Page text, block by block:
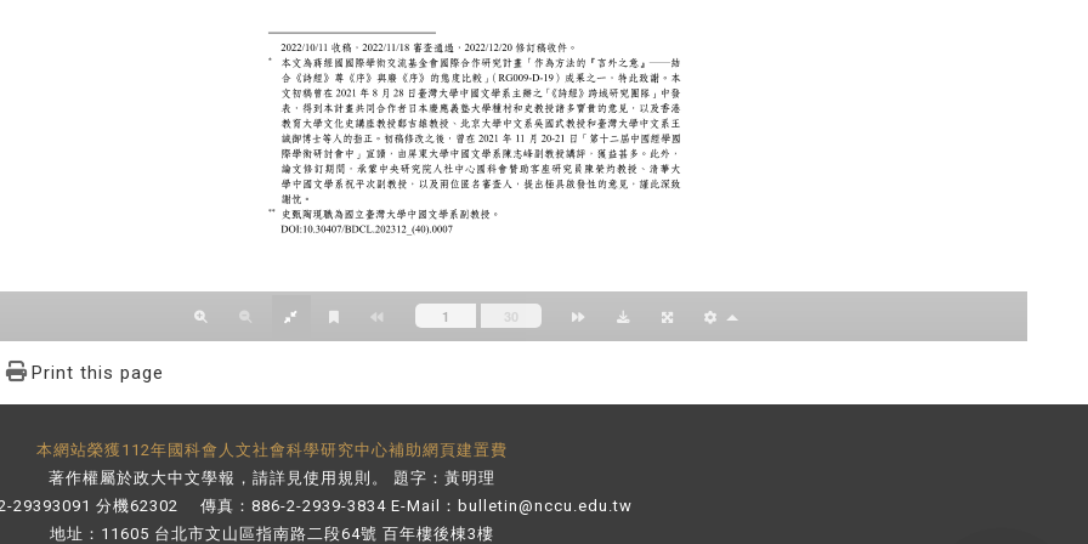
Print this page
本網站榮獲112年國科會人文社會科學研究中心補助網頁建置費
著作權屬於政大中文學報，請詳見 使用規則 。 題字：黃明理
29393091 分機62302 傳真：886-2-2939-3834 E-Mail： bulletin@nccu.edu.tw
地址：11605 台北市文山區指南路二段64號 百年樓後棟3樓